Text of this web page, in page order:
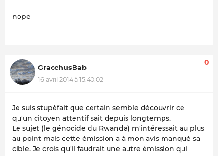
nope
GracchusBab
16 avril 2014 à 15:40:02
0
Je suis stupéfait que certain semble découvrir ce
qu'un citoyen attentif sait depuis longtemps.
Le sujet (le génocide du Rwanda) m'intéressait au plus
au point mais cette émission a à mon avis manqué sa
cible. Je crois qu'il faudrait une autre émission qui